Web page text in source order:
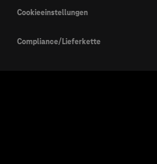
Cookieeinstellungen
Compliance/Lieferkette